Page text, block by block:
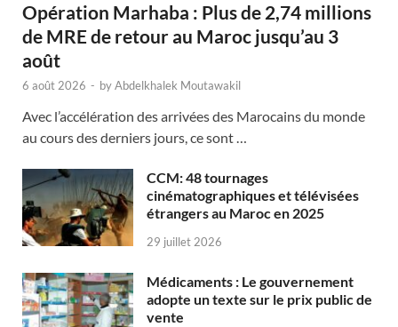
Opération Marhaba : Plus de 2,74 millions
de MRE de retour au Maroc jusqu’au 3
août
6 août 2026 - byAbdelkhalek Moutawakil
Avec l’accélération des arrivées des Marocains du monde
au cours des derniers jours, ce sont …
CCM: 48 tournages
cinématographiques et télévisées
étrangers au Maroc en 2025
29 juillet 2026
Médicaments : Le gouvernement
adopte un texte sur le prix public de
vente